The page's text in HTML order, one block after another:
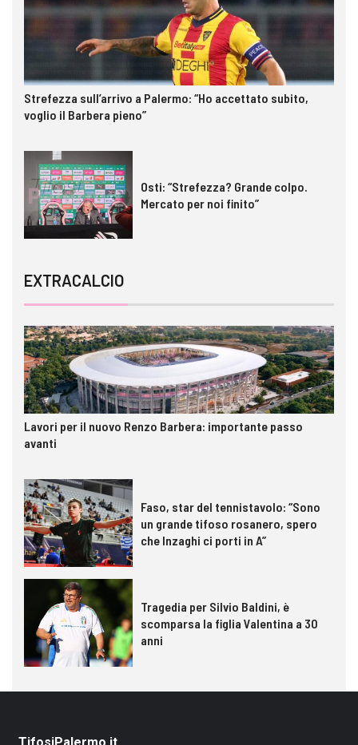
Strefezza sull’arrivo a Palermo: “Ho accettato subito,
voglio il Barbera pieno”
Osti: “Strefezza? Grande colpo.
Mercato per noi finito”
EXTRACALCIO
Lavori per il nuovo Renzo Barbera: importante passo
avanti
Faso, star del tennistavolo: “Sono
un grande tifoso rosanero, spero
che Inzaghi ci porti in A”
Tragedia per Silvio Baldini, è
scomparsa la figlia Valentina a 30
anni